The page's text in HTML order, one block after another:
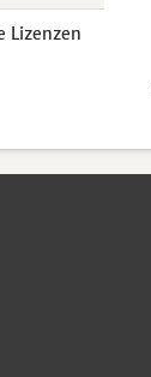
Lizenzen